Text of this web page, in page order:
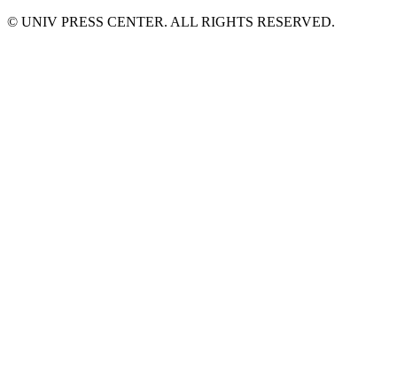
© UNIV PRESS CENTER. ALL RIGHTS RESERVED.